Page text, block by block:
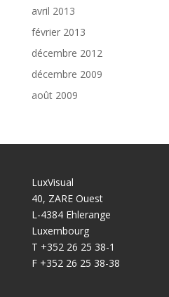
avril 2013
février 2013
décembre 2012
décembre 2009
août 2009
LuxVisual
40, ZARE Ouest
L-4384 Ehlerange
Luxembourg
T +352 26 25 38-1
F +352 26 25 38-38